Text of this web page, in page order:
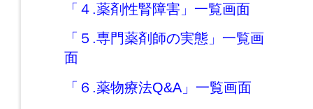
「４.薬剤性腎障害」一覧画面
「５.専門薬剤師の実態」一覧画
面
「６.薬物療法Q&A」一覧画面